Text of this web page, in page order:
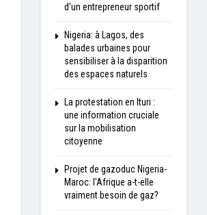
d'un entrepreneur sportif
Nigeria: à Lagos, des
balades urbaines pour
sensibiliser à la disparition
des espaces naturels
La protestation en Ituri :
une information cruciale
sur la mobilisation
citoyenne
Projet de gazoduc Nigeria-
Maroc: l'Afrique a-t-elle
vraiment besoin de gaz?